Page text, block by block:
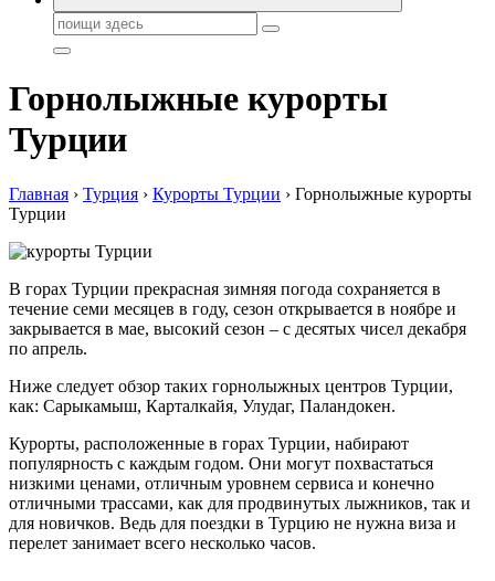
Поиск:
Горнолыжные курорты
Турции
Главная › Турция › Курорты Турции › Горнолыжные курорты
Турции
В горах Турции прекрасная зимняя погода сохраняется в
течение семи месяцев в году, сезон открывается в ноябре и
закрывается в мае, высокий сезон – с десятых чисел декабря
по апрель.
Ниже следует обзор таких горнолыжных центров Турции,
как: Сарыкамыш, Карталкайя, Улудаг, Паландокен.
Курорты, расположенные в горах Турции, набирают
популярность с каждым годом. Они могут похвастаться
низкими ценами, отличным уровнем сервиса и конечно
отличными трассами, как для продвинутых лыжников, так и
для новичков. Ведь для поездки в Турцию не нужна виза и
перелет занимает всего несколько часов.